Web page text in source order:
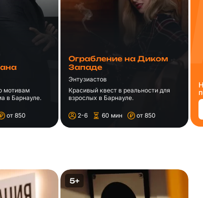
мотивам
в Барнауле.
от 850
Ограбление на Диком
Западе
Энтузиастов
Красивый квест в реальности для
взрослых в Барнауле.
2-6 60 мин от 850
5+